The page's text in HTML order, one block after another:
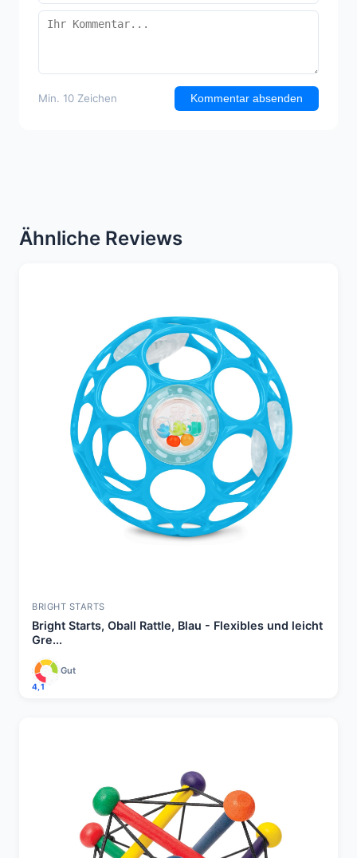
Min. 10 Zeichen Kommentar absenden
Ähnliche Reviews
BRIGHT STARTS
Bright Starts, Oball Rattle, Blau - Flexibles und leicht
Gre...
4,1
Gut